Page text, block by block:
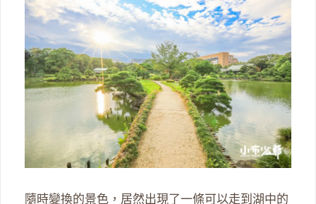
隨時變換的景色，居然出現了一條可以走到湖中的